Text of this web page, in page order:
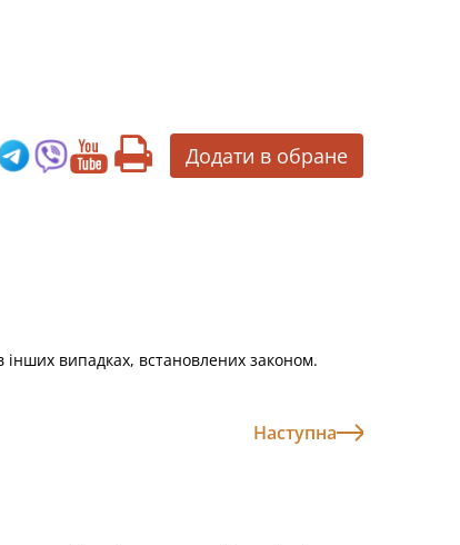
Додати в обране
випадках, встановлених законом.
Наступна